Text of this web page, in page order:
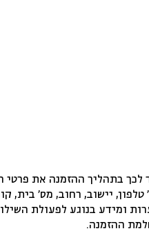
לכך בתהליך ההזמנה את פרטי
יישוב, רחוב, מס’ בית,
ומידע בנוגע לפעולת
ההזמנה.